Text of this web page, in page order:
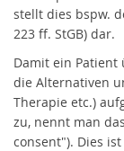
Hospiz
SAPV
SAPV
stellt dies bspw.
223 ff. StGB) dar.
Damit ein
die Alternativen
Therapie etc.)
zu, nennt man
consent"). Dies